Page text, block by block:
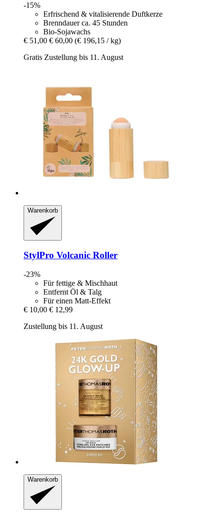
-15%
Erfrischend & vitalisierende Duftkerze
Brenndauer ca. 45 Stunden
Bio-Sojawachs
€ 51,00 € 60,00 (€ 196,15 / kg)
Gratis Zustellung bis 11. August
Warenkorb
StylPro Volcanic Roller
-23%
Für fettige & Mischhaut
Entfernt Öl & Talg
Für einen Matt-Effekt
€ 10,00 € 12,99
Zustellung bis 11. August
Warenkorb